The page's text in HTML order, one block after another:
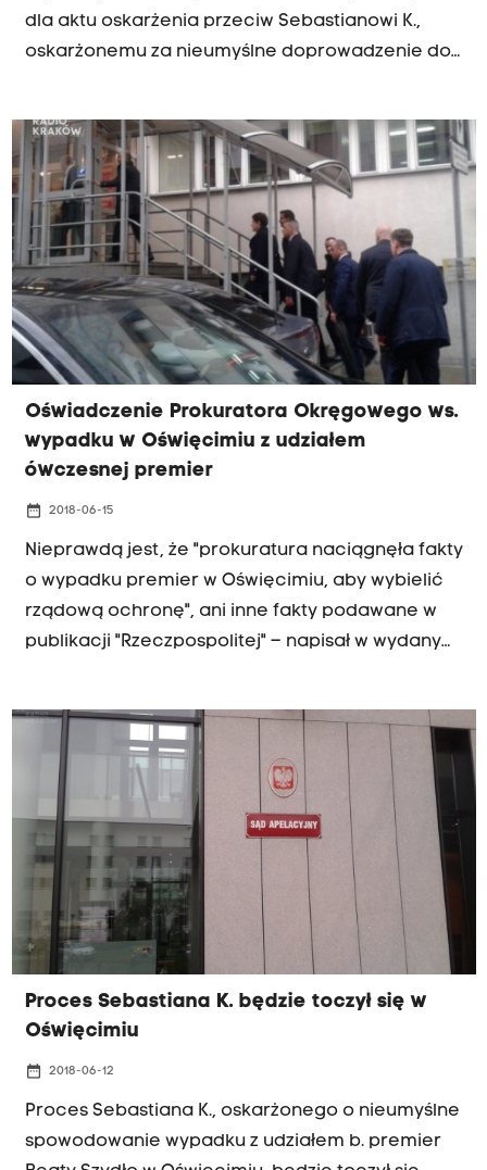
dla aktu oskarżenia przeciw Sebastianowi K.,
oskarżonemu za nieumyślne doprowadzenie do
Oświadczenie Prokuratora Okręgowego ws.
wypadku w Oświęcimiu z udziałem
ówczesnej premier
date_range 2018-06-15
Nieprawdą jest, że "prokuratura naciągnęła fakty
o wypadku premier w Oświęcimiu, aby wybielić
rządową ochronę", ani inne fakty podawane w
publikacji "Rzeczpospolitej" – napisał w wydanym
Proces Sebastiana K. będzie toczył się w
Oświęcimiu
date_range 2018-06-12
Proces Sebastiana K., oskarżonego o nieumyślne
spowodowanie wypadku z udziałem b. premier